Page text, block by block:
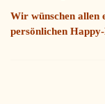
Wir wünschen allen
persönlichen